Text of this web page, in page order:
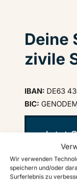
Wir verwenden
speichern und/oder
Surferlebnis zu
Deine
zivile
IBAN: DE63
BIC:
Jetzt